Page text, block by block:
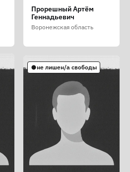
Пенкин Павел
Валерьевич
Воронежская область
Прорешный Артём
Геннадьевич
Воронежская область
лишен/а свободы
не лишен/а свободы